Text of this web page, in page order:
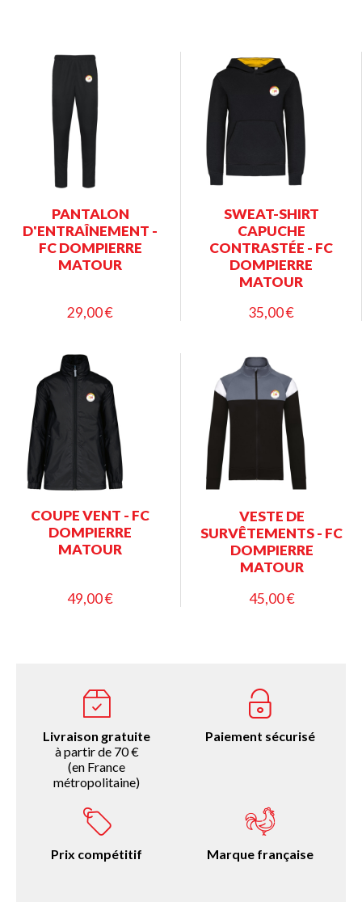
PANTALON
D'ENTRAÎNEMENT -
FC DOMPIERRE
MATOUR
29,00 €
SWEAT-SHIRT
CAPUCHE
CONTRASTÉE - FC
DOMPIERRE
MATOUR
35,00 €
COUPE VENT - FC
DOMPIERRE
MATOUR
49,00 €
VESTE DE
SURVÊTEMENTS - FC
DOMPIERRE
MATOUR
45,00 €
Livraison gratuite
à partir de 70 €
(en France
métropolitaine)
Paiement sécurisé
Prix compétitif Marque française